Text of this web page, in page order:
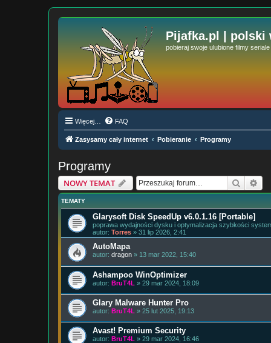
Pijafka.pl | polski
pobieraj swoje ulubione filmy
Więcej… FAQ
Zasysamy cały internet Pobieranie Programy
Programy
NOWY TEMAT Szukaj
TEMATY
Glarysoft Disk SpeedUp v6.0.1.16 [Portable]
poprawa wydajności dysku i optymalizacja szybkości
autor: Torres » 31 lip 2026, 2:41
AutoMapa
autor: dragon » 13 mar 2022, 15:40
Ashampoo WinOptimizer
autor: BruT4L » 29 mar 2024, 18:09
Glary Malware Hunter Pro
autor: BruT4L » 25 lut 2025, 19:13
Avast! Premium Security
autor: BruT4L » 29 mar 2024, 16:46